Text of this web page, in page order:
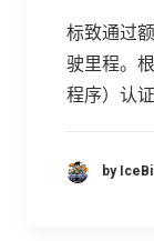
标致通过
驶里程。
程序）认
by